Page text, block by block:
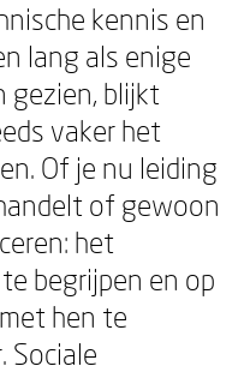
kennis en
lang als enige
gezien, blijkt
vaker het
Of je nu leiding
of gewoon
het
begrijpen en op
hen te
Sociale